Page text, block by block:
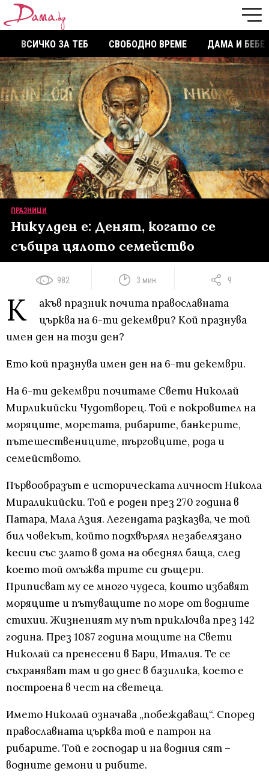
ВСИЧКО ЗА ТЕБ СВОБОДНО ВРЕМЕ ДАМА И БЕБЕ
ПРАЗНИЦИ
Никулден е: Денят, когато се
събира цялото семейство
982 3 мин 9
К
акъв празник почита православната
църква на 6-ти декември? Кой празнува
имен ден на този ден?
Ето кой празнува имен ден на 6-ти декември.
На 6-ти декември почитаме Свети Николай
Мирликийски Чудотворец. Той е покровител на
моряците, моретата, рибарите, банкерите,
пътешествениците, търговците, рода и
семейството.
Първообразът е историческата личност Никола
Мираликийски. Той е роден през 270 година в
Патара, Мала Азия. Легендата разказва, че той
бил човекът, който подхвърлял незабелязано
кесии със злато в дома на обеднял баща, след
което той омъжва трите си дъщери.
Приписват му се много чудеса, които избавят
моряците и пътуващите по море от водните
стихии. Жизненият му път приключва през 142
година. През 1087 година мощите на Свети
Николай са пренесени в Бари, Италия. Те се
съхраняват там и до днес в базилика, което е
построена в чест на светеца.
Името Николай означава „побеждаващ“. Според
православната църква той е патрон на
рибарите. Той е господар и на водния сят –
водните демони и рибите.